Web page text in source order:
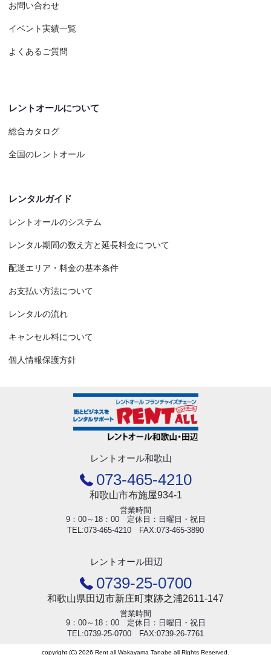
お問い合わせ
イベント実績一覧
よくあるご質問
レントオールについて
総合カタログ
全国のレントオール
レンタルガイド
レントオールのシステム
レンタル期間の数え方と延長料金について
配送エリア・料金の基本条件
お支払い方法について
レンタルの流れ
キャンセル料について
個人情報保護方針
レントオール和歌山
073-465-4210
和歌山市布施屋934-1
営業時間
9：00～18：00 定休日：日曜日・祝日
TEL:073-465-4210 FAX:073-465-3890
レントオール田辺
0739-25-0700
和歌山県田辺市新庄町東跡之浦2611-147
営業時間
9：00～18：00 定休日：日曜日・祝日
TEL:0739-25-0700 FAX:0739-26-7761
copyright (C) 2026 Rent all Wakayama Tanabe all Rights Reserved.